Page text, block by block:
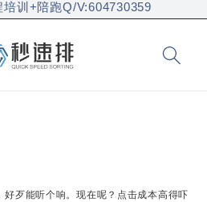
训+陪跑Q/V:604730359
好歹能听个响。现在呢？点击成本高得吓